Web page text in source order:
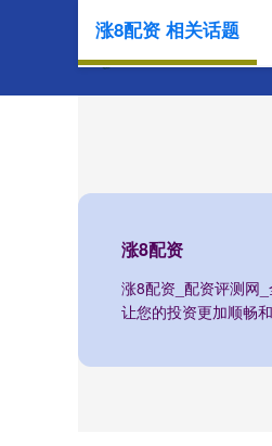
涨8配资
涨8配资_配资评测网
让您的投资更加顺畅和
涨8配资 相关话题